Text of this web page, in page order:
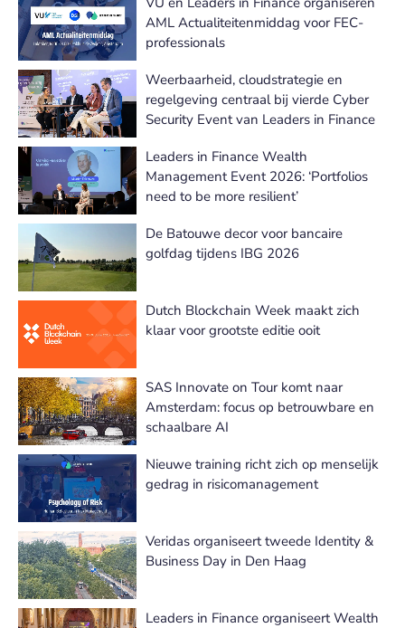
AML Actualiteitenmiddag voor FEC-
professionals
Weerbaarheid, cloudstrategie en
regelgeving centraal bij vierde Cyber
Security Event van Leaders in Finance
Leaders in Finance Wealth
Management Event 2026: ‘Portfolios
need to be more resilient’
De Batouwe decor voor bancaire
golfdag tijdens IBG 2026
Dutch Blockchain Week maakt zich
klaar voor grootste editie ooit
SAS Innovate on Tour komt naar
Amsterdam: focus op betrouwbare en
schaalbare AI
Nieuwe training richt zich op menselijk
gedrag in risicomanagement
Veridas organiseert tweede Identity &
Business Day in Den Haag
Leaders in Finance organiseert Wealth